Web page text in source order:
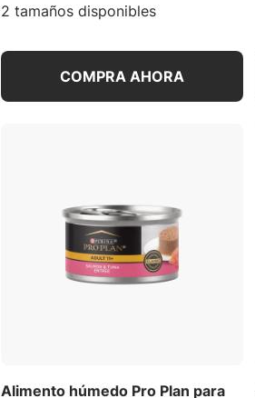
2 tamaños disponibles
COMPRA AHORA
Alimento húmedo Pro Plan para